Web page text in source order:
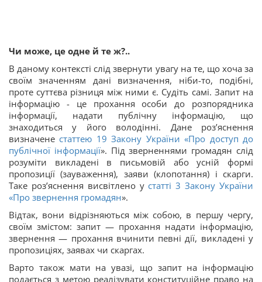
Чи може, це одне й те ж?..
В даному контексті слід звернути увагу на те, що хоча за
своїм значенням дані визначення, ніби-то, подібні,
проте суттєва різниця між ними є. Судіть самі. Запит на
інформацію - це прохання особи до розпорядника
інформації, надати публічну інформацію, що
знаходиться у його володінні. Дане роз’яснення
визначенестаттею 19 Закону України «Про доступ до
публічної інформації». Під зверненнями громадян слід
розуміти викладені в письмовій або усній формі
пропозиції (зауваження), заяви (клопотання) і скарги.
Таке роз’яснення висвітлено устатті 3 Закону України
«Про звернення громадян».
Відтак, вони відрізняються між собою, в першу чергу,
своїм змістом: запит — прохання надати інформацію,
звернення — прохання вчинити певні дії, викладені у
пропозиціях, заявах чи скаргах.
Варто також мати на увазі, що запит на інформацію
подається з метою реалізувати конституційне право на